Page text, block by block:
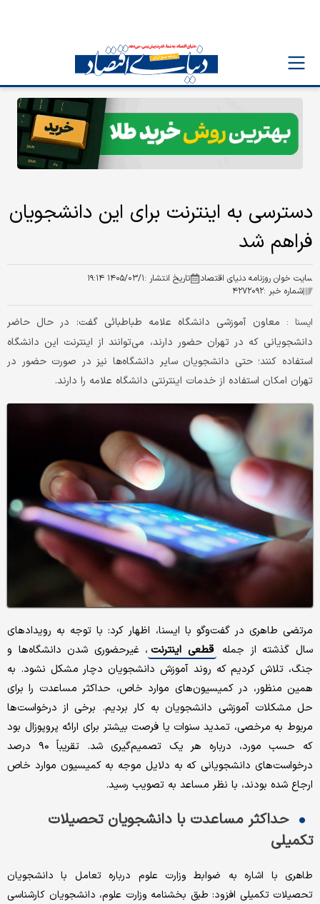
دسترسی به اینترنت برای این دانشجویان
فراهم شد
سایت خوان روزنامه دنیای اقتصاد تاریخ انتشار :۱۴۰۵/۰۳/۱ ۱۹:۱۴
شماره خبر :۴۲۷۲۰۹۲
ایسنا : معاون آموزشی دانشگاه علامه طباطبائی گفت: در حال حاضر
دانشجویانی که در تهران حضور دارند، می‌توانند از اینترنت این دانشگاه
استفاده کنند؛ حتی دانشجویان سایر دانشگاه‌ها نیز در صورت حضور در
تهران امکان استفاده از خدمات اینترنتی دانشگاه علامه را دارند.
مرتضی طاهری در گفت‌وگو با ایسنا،‌ اظهار کرد: با توجه به رویدادهای
سال گذشته از جمله
قطعی اینترنت ، غیرحضوری شدن دانشگاه‌ها و
جنگ، تلاش کردیم که روند آموزش دانشجویان دچار مشکل نشود. به
همین منظور، در کمیسیون‌های موارد خاص، حداکثر مساعدت را برای
حل مشکلات آموزشی دانشجویان به کار بردیم. برخی از درخواست‌ها
مربوط به مرخصی، تمدید سنوات یا فرصت بیشتر برای ارائه پروپوزال بود
که حسب مورد، درباره هر یک تصمیم‌گیری شد. تقریباً ۹۰ درصد
درخواست‌های دانشجویانی که به دلایل موجه به کمیسیون موارد خاص
ارجاع شده بودند، با نظر مساعد به تصویب رسید.
حداکثر مساعدت با دانشجویان تحصیلات
تکمیلی
طاهری با اشاره به ضوابط وزارت علوم درباره تعامل با دانشجویان
تحصیلات تکمیلی افزود: طبق بخشنامه وزارت علوم، دانشجویان کارشناسی